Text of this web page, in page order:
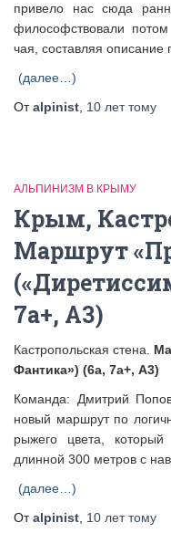
привело нас сюда
философствовали
чая, составляя описание
(далее…)
Отalpinist 10 леттому
АЛЬПИНИЗМ В КРЫМУ
Крым,
Маршрут
7а+, А3)
Кастропольская стена.
Фантика») (6а, 7а+, А3)
Команда: Дмитрий
новый маршрут по
рыжего цвета,
длинной 300 метров с
(далее…)
Отalpinist 10 леттому